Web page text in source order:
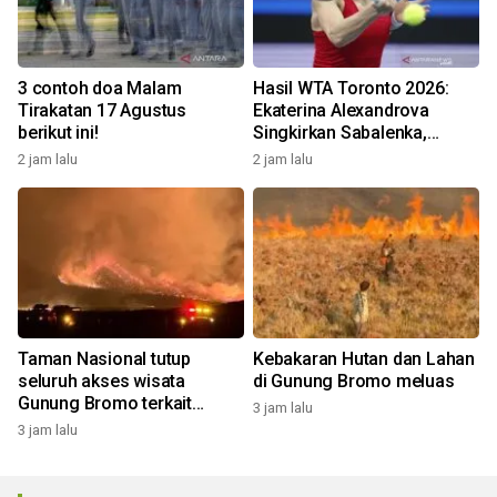
3 contoh doa Malam
Tirakatan 17 Agustus
berikut ini!
2 jam lalu
Hasil WTA Toronto 2026:
Ekaterina Alexandrova
Singkirkan Sabalenka,
Swiatek Segel Tiket
2 jam lalu
Taman Nasional tutup
seluruh akses wisata
Gunung Bromo terkait
kebakaran hutan dan lahan
3 jam lalu
Kebakaran Hutan dan Lahan
di Gunung Bromo meluas
3 jam lalu